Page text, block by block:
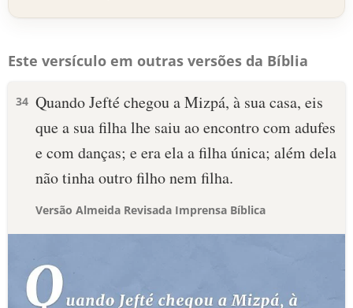
Este versículo em outras versões da Bíblia
34 Quando Jefté chegou a Mizpá, à sua casa, eis
que a sua filha lhe saiu ao encontro com adufes
e com danças; e era ela a filha única; além dela
não tinha outro filho nem filha.
Versão Almeida Revisada Imprensa Bíblica